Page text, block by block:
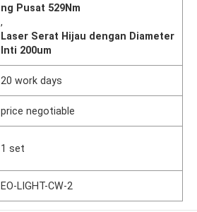
ng Pusat 529Nm
,
Laser Serat Hijau dengan Diameter
Inti 200um
20 work days
price negotiable
1 set
EO-LIGHT-CW-2